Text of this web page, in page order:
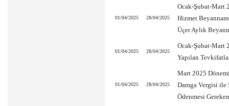
01/04/2025 28/04/2025
Ocak-Şubat-Mart
Hizmet
Üçer Aylık
01/04/2025 28/04/2025
Ocak-Şubat-Mart
Yapılan
01/04/2025 28/04/2025
Mart 2025
Damga Vergisi
Ödenmesi